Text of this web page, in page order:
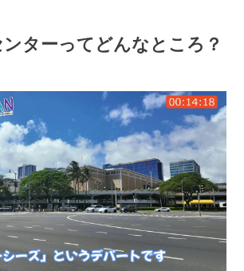
ターってどんなところ？